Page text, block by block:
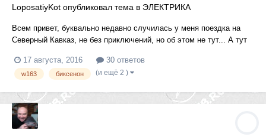
LoposatiyKot опубликовал тема в ЭЛЕКТРИКА
Всем привет, буквально недавно случилась у меня поездка на
Северный Кавказ, не без приключений, но об этом не тут... А тут
что фары мои не светят практически... Стоит биксенон, лампочки
Филлипс, и если смотреть на них, то кажется что яр...
17 августа, 2016 30 ответов
w163 биксенон (и ещё 2 )